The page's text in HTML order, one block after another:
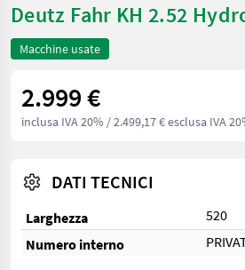
Deutz Fahr KH 2.52
Macchine usate
2.999 €
inclusa IVA 20% / 2.499,17 € esclusa IVA
DATI TECNICI
Larghezza
520
Numero interno